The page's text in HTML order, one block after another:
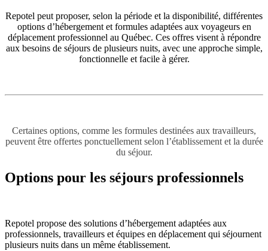
Repotel peut proposer, selon la période et la disponibilité, différentes
options d’hébergement et formules adaptées aux voyageurs en
déplacement professionnel au Québec. Ces offres visent à répondre
aux besoins de séjours de plusieurs nuits, avec une approche simple,
fonctionnelle et facile à gérer.
Certaines options, comme les formules destinées aux travailleurs,
peuvent être offertes ponctuellement selon l’établissement et la durée
du séjour.
Options pour les séjours professionnels
Repotel propose des solutions d’hébergement adaptées aux
professionnels, travailleurs et équipes en déplacement qui séjournent
plusieurs nuits dans un même établissement.